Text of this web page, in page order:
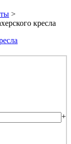
>
кресла
+